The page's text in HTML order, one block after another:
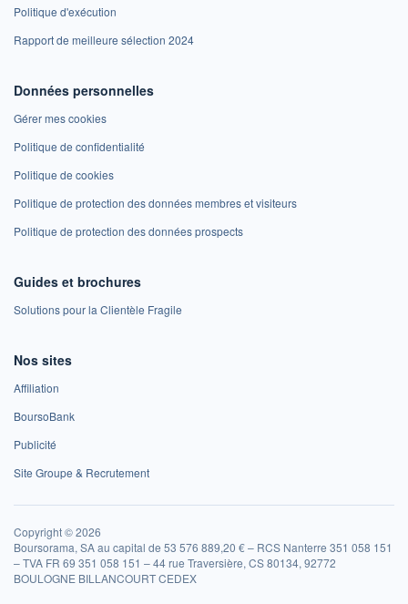
Politique d'exécution
Rapport de meilleure sélection 2024
Données personnelles
Gérer mes cookies
Politique de confidentialité
Politique de cookies
Politique de protection des données membres et visiteurs
Politique de protection des données prospects
Guides et brochures
Solutions pour la Clientèle Fragile
Nos sites
Affiliation
BoursoBank
Publicité
Site Groupe & Recrutement
Copyright © 2026
Boursorama, SA au capital de 53 576 889,20 € – RCS Nanterre 351 058 151
– TVA FR 69 351 058 151 – 44 rue Traversière, CS 80134, 92772
BOULOGNE BILLANCOURT CEDEX